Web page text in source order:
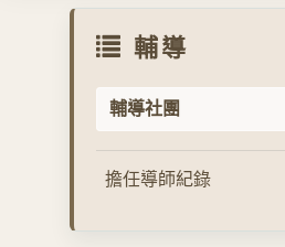
輔導
輔導社團
擔任導師紀錄